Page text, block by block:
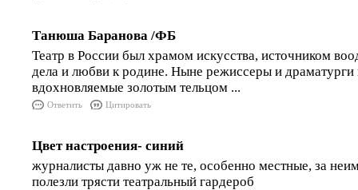
Танюша Баранова /ФБ
Театр в России был храмом искусства, источником
дела и любви к родине. Ныне режиссеры и
вдохновляемые золотым тельцом ...
Ответить Цитировать
Цвет настроения- синий
журналисты давно уж не те, особенно местные, за
полезли трясти театральный гардероб